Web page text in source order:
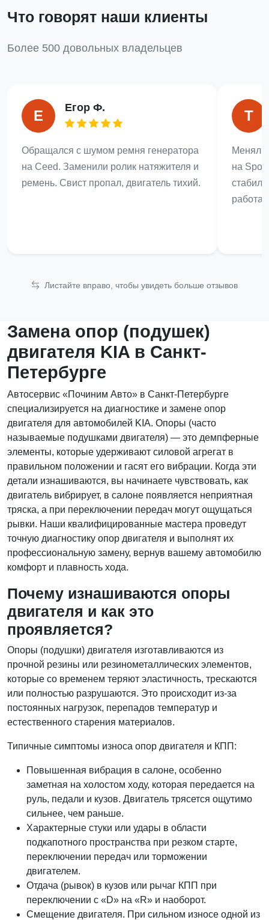
Что говорят наши клиенты
Более 500 довольных владельцев
Е
Егор Ф.
Обращался с шумом ремня генератора
на Ceed. Заменили ролик натяжителя и
ремень. Свист пропал, двигатель тихий.
Т
Менял
на
Листайте вправо, чтобы увидеть больше отзывов
Замена опор (подушек)
двигателя KIA в Санкт-
Петербурге
Автосервис «Починим Авто» в Санкт-Петербурге
специализируется на диагностике и замене опор
двигателя для автомобилей KIA. Опоры (часто
называемые подушками двигателя) — это демпферные
элементы, которые удерживают силовой агрегат в
правильном положении и гасят его вибрации. Когда эти
детали изнашиваются, вы начинаете чувствовать, как
двигатель вибрирует, в салоне появляется неприятная
тряска, а при переключении передач могут ощущаться
рывки. Наши квалифицированные мастера проведут
точную диагностику опор двигателя и выполнят их
профессиональную замену, вернув вашему автомобилю
комфорт и плавность хода.
Почему изнашиваются опоры
двигателя и как это
проявляется?
Опоры (подушки) двигателя изготавливаются из
прочной резины или резинометаллических элементов,
которые со временем теряют эластичность, трескаются
или полностью разрушаются. Это происходит из-за
постоянных нагрузок, перепадов температур и
естественного старения материалов.
Типичные симптомы износа опор двигателя и КПП:
Повышенная вибрация в салоне, особенно
заметная на холостом ходу, которая передается на
руль, педали и кузов. Двигатель трясется ощутимо
сильнее, чем раньше.
Характерные стуки или удары в области
подкапотного пространства при резком старте,
переключении передач или торможении
двигателем.
Отдача (рывок) в кузов или рычаг КПП при
переключении с «D» на «R» и наоборот.
Смещение двигателя. При сильном износе одной из